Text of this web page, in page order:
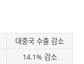
대중국 수출 감소
14.1% 감소